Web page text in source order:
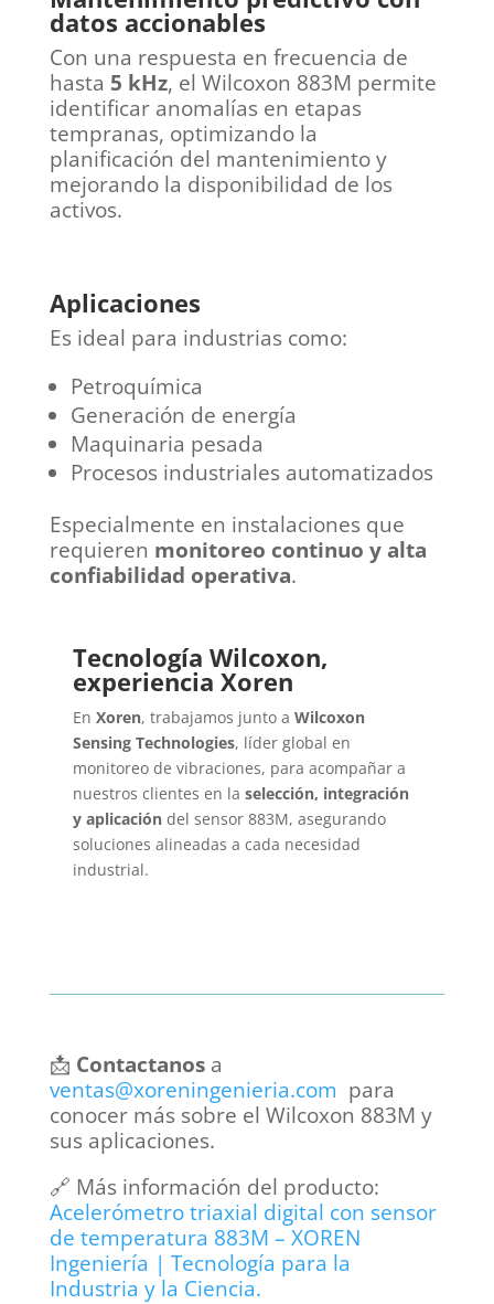
datos accionables
Con una respuesta en frecuencia de
hasta 5 kHz, el Wilcoxon 883M permite
identificar anomalías en etapas
tempranas, optimizando la
planificación del mantenimiento y
mejorando la disponibilidad de los
activos.
Aplicaciones
Es ideal para industrias como:
Petroquímica
Generación de energía
Maquinaria pesada
Procesos industriales automatizados
Especialmente en instalaciones que
requieren monitoreo continuo y alta
confiabilidad operativa.
Tecnología Wilcoxon,
experiencia Xoren
En Xoren, trabajamos junto a Wilcoxon
Sensing Technologies, líder global en
monitoreo de vibraciones, para acompañar a
nuestros clientes en la selección, integración
y aplicacióndel sensor 883M, asegurando
soluciones alineadas a cada necesidad
industrial.
📩 Contactanosa
ventas@xoreningenieria.com para
conocer más sobre el Wilcoxon 883M y
sus aplicaciones.
🔗 Más información del producto:
Acelerómetro triaxial digital con sensor
de temperatura 883M – XOREN
Ingeniería | Tecnología para la
Industria y la Ciencia.